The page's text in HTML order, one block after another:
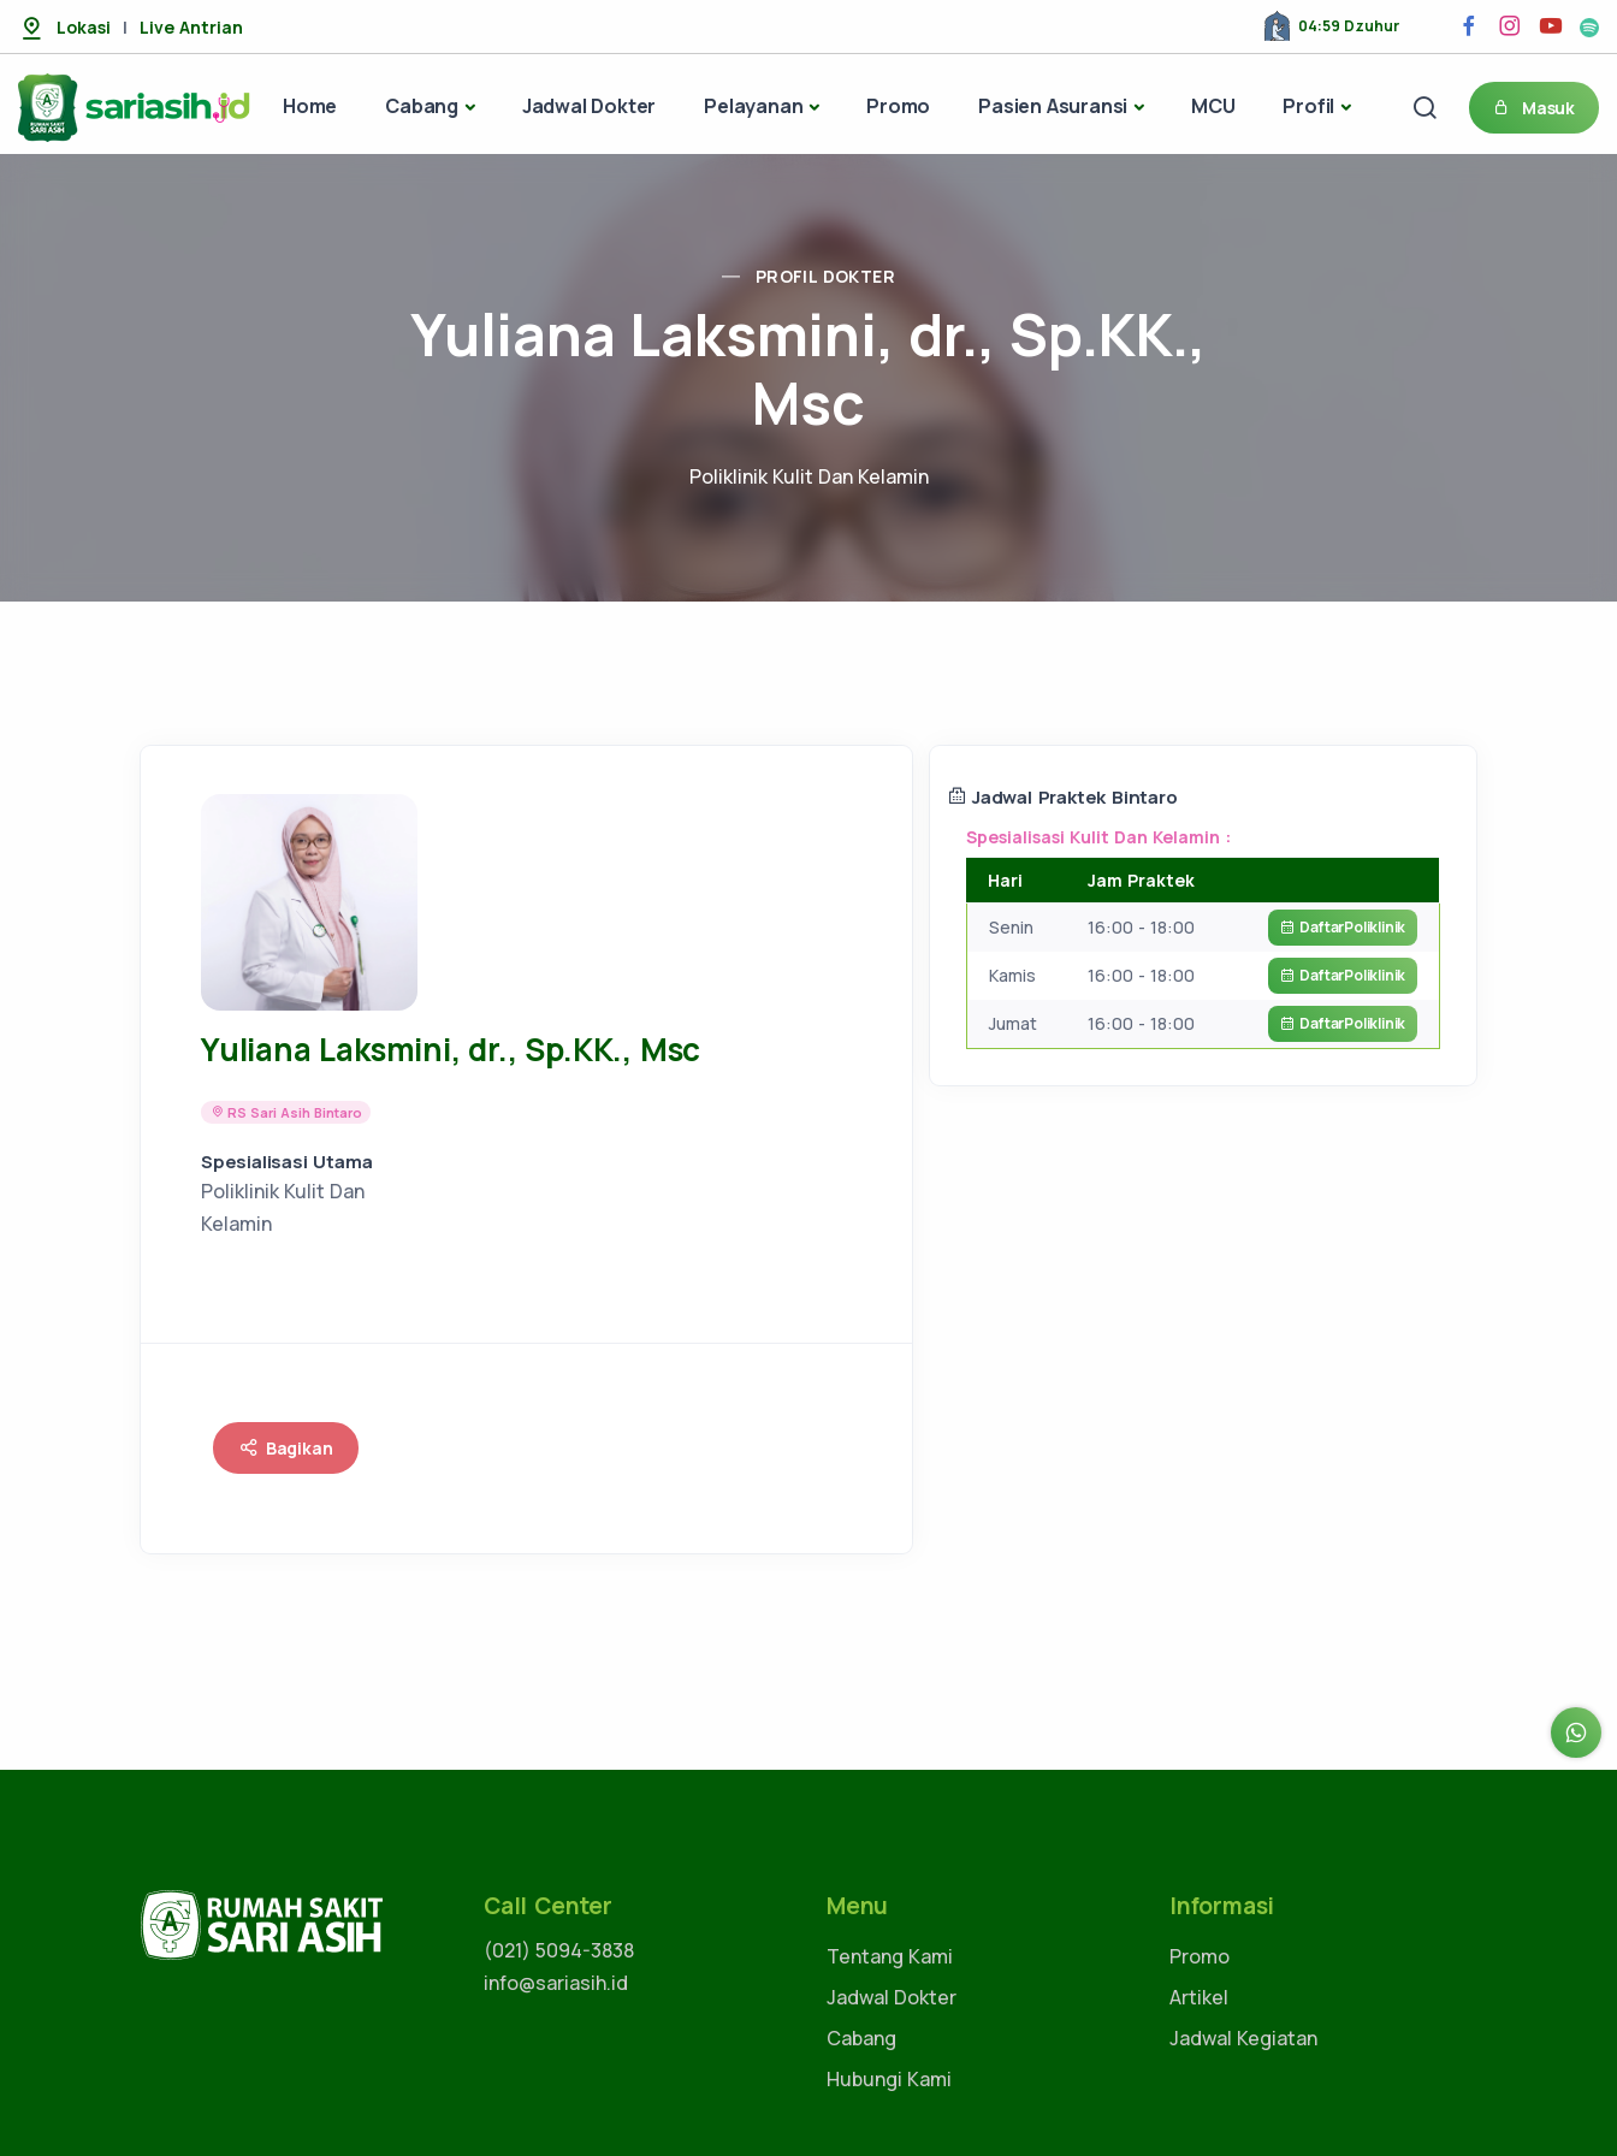
Lokasi | Live Antrian 08:20 Ashar
Home Cabang Jadwal Dokter Pelayanan Promo Pasien Asuransi MCU Profil Masuk
PROFIL DOKTER
Yuliana Laksmini, dr., Sp.KK.,
Msc
Poliklinik Kulit Dan Kelamin
Jadwal Praktek Bintaro
Spesialisasi Kulit Dan Kelamin :
Hari
Jam Praktek
Senin 16:00 - 18:00 DaftarPoliklinik
Kamis 16:00 - 18:00 DaftarPoliklinik
Jumat 16:00 - 18:00 DaftarPoliklinik
Yuliana Laksmini, dr., Sp.KK., Msc
RS Sari Asih Bintaro
Spesialisasi Utama
Poliklinik Kulit Dan
Kelamin
Bagikan
Call Center
(021) 5094-3838
info@sariasih.id
Menu
Tentang Kami
Jadwal Dokter
Cabang
Hubungi Kami
Informasi
Promo
Artikel
Jadwal Kegiatan